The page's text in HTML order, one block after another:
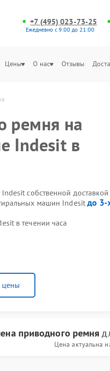
+7 (495) 023-73-25
Ежедневно с 9:00 до 21:00
Цены О нас Отзывы
ремня на
Indesit в
собственной доставкой
машин Indesit до 3-
в течении часа
приводного ремня
Цена актуальна